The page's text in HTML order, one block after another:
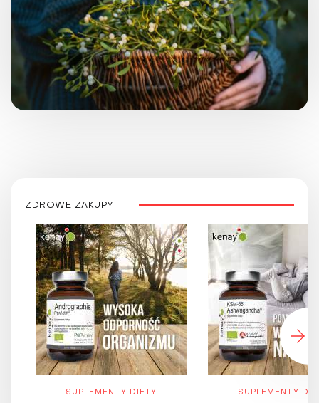
ZDROWE ZAKUPY
SUPLEMENTY DIETY SUPLEMENTY